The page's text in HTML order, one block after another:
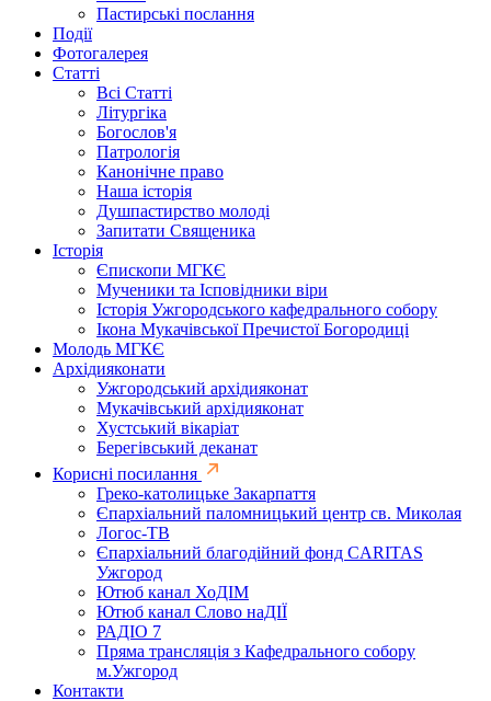
Пастирські послання
Події
Фотогалерея
Статті
Всі Статті
Літургіка
Богослов'я
Патрологія
Канонічне право
Наша історія
Душпастирство молоді
Запитати Священика
Історія
Єпископи МГКЄ
Мученики та Ісповідники віри
Історія Ужгородського кафедрального собору
Ікона Мукачівської Пречистої Богородиці
Молодь МГКЄ
Архідияконати
Ужгородський архідияконат
Мукачівський архідияконат
Хустський вікаріат
Берегівський деканат
Корисні посилання
Греко-католицьке Закарпаття
Єпархіальний паломницький центр св. Миколая
Логос-ТВ
Єпархіальний благодійний фонд CARITAS
Ужгород
Ютюб канал ХоДІМ
Ютюб канал Слово наДІЇ
РАДІО 7
Пряма трансляція з Кафедрального собору
м.Ужгород
Контакти